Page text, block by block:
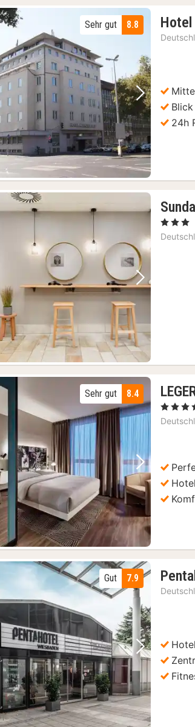
Vorheriges Bild Nächstes
8.8
Sehr gut
24h
Vorheriges Bild Nächstes
, 3 Sterne
Vorheriges Bild Nächstes
8.4
Sehr gut
, 4 Sterne
Vorheriges Bild Nächstes
7.9
Gut